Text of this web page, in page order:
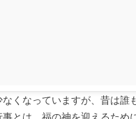
くなっていますが、昔は
とは、福の神を迎えるため